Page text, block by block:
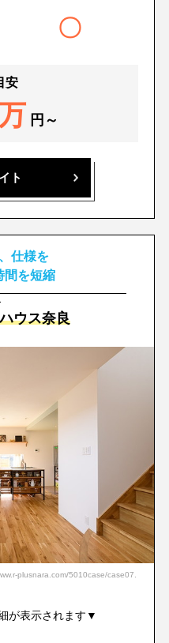
仕様を
間を短縮
ウス奈良
plusnara.com/5010case/case07.
が表示されます▼
〇
安
円～
ト